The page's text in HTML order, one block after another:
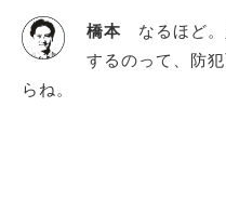
橋本 なるほど
するのって、防
らね。